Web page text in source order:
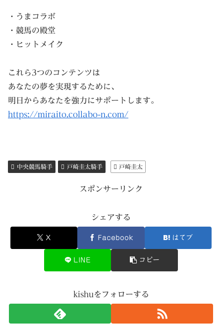
・うまコラボ
・競馬の殿堂
・ヒットメイク
これら3つのコンテンツは
あなたの夢を実現するために、
明日からあなたを強力にサポートします。
https://miraito.collabo-n.com/
中央競馬騎手 戸崎圭太騎手 戸崎圭太
スポンサーリンク
シェアする
X Facebook はてブ
LINE コピー
kishuをフォローする